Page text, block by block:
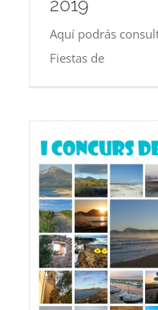
2019
Aquí podrás
Fiestas de